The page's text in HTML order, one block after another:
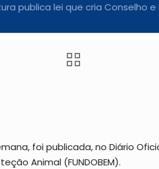
publica lei que cria Conselho
foi publicada, no Diário
Animal (FUNDOBEM).